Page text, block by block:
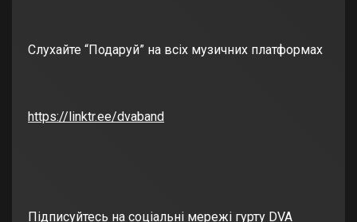
Слухайте “Подаруй” на всіх музичних платформах
https://linktr.ee/dvaband
Підписуйтесь на соціальні мережі гурту DVA